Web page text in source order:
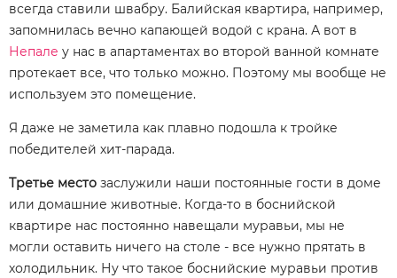
всегда ставили швабру. Балийская квартира, например,
запомнилась вечно капающей водой с крана. А вот в
Непале у нас в апартаментах во второй ванной комнате
протекает все, что только можно. Поэтому мы вообще не
используем это помещение.
Я даже не заметила как плавно подошла к тройке
победителей хит-парада.
Третье место заслужили наши постоянные гости в доме
или домашние животные. Когда-то в боснийской
квартире нас постоянно навещали муравьи, мы не
могли оставить ничего на столе - все нужно прятать в
холодильник. Ну что такое боснийские муравьи против